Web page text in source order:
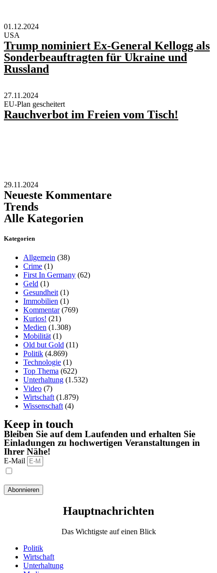
01.12.2024
USA
Trump nominiert Ex-General Kellogg als
Sonderbeauftragten für Ukraine und
Russland
27.11.2024
EU-Plan gescheitert
Rauchverbot im Freien vom Tisch!
29.11.2024
Neueste Kommentare
Trends
Alle Kategorien
Kategorien
Allgemein (38)
Crime (1)
First In Germany (62)
Geld (1)
Gesundheit (1)
Immobilien (1)
Kommentar(769)
Kurios! (21)
Medien (1.308)
Mobilität (1)
Old but Gold (11)
Politik (4.869)
Technologie (1)
Top Thema (622)
Unterhaltung (1.532)
Video (7)
Wirtschaft (1.879)
Wissenschaft (4)
Keep in touch
Bleiben Sie auf dem Laufenden und erhalten Sie
Einladungen zu hochwertigen Veranstaltungen in
Ihrer Nähe!
E-Mail
Abonnieren
Hauptnachrichten​
Das Wichtigste auf einen Blick
Politik
Wirtschaft
Unterhaltung